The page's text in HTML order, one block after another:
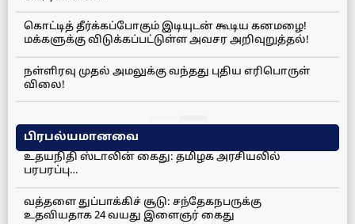
கொட்டித் தீர்க்கப்போகும் இடியுடன் கூடிய கனமழை!
மக்களுக்கு விடுக்கப்பட்டுள்ள அவசர அறிவுறுத்தல்!
நள்ளிரவு முதல் அமலுக்கு வந்தது புதிய எரிபொருள்
விலை!
பிரபல்யமானவை
உதயநிதி ஸ்டாலின் கைது: தமிழக அரசியலில்
பரபரப்பு…
வத்தளை துப்பாக்கிச் சூடு: சந்தேகநபருக்கு
உதவியதாக 24 வயது இளைஞர் கைது